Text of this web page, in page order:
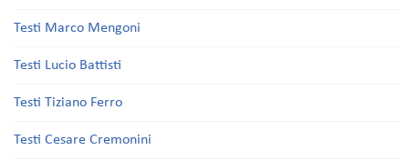
Testi Marco Mengoni
Testi Lucio Battisti
Testi Tiziano Ferro
Testi Cesare Cremonini